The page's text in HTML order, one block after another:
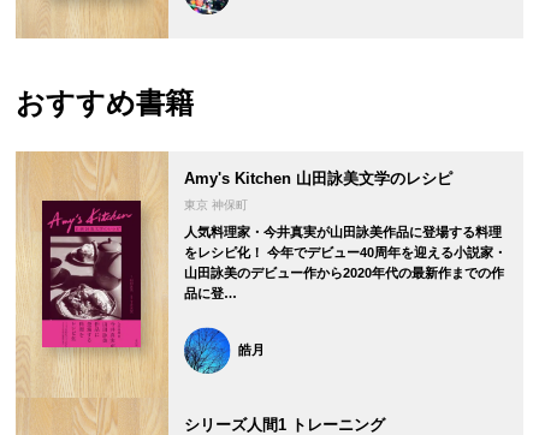
おすすめ書籍
Amy's Kitchen 山田詠美文学のレシピ
東京 神保町
人気料理家・今井真実が山田詠美作品に登場する料理
をレシピ化！ 今年でデビュー40周年を迎える小説家・
山田詠美のデビュー作から2020年代の最新作までの作
品に登…
皓月
シリーズ人間1 トレーニング